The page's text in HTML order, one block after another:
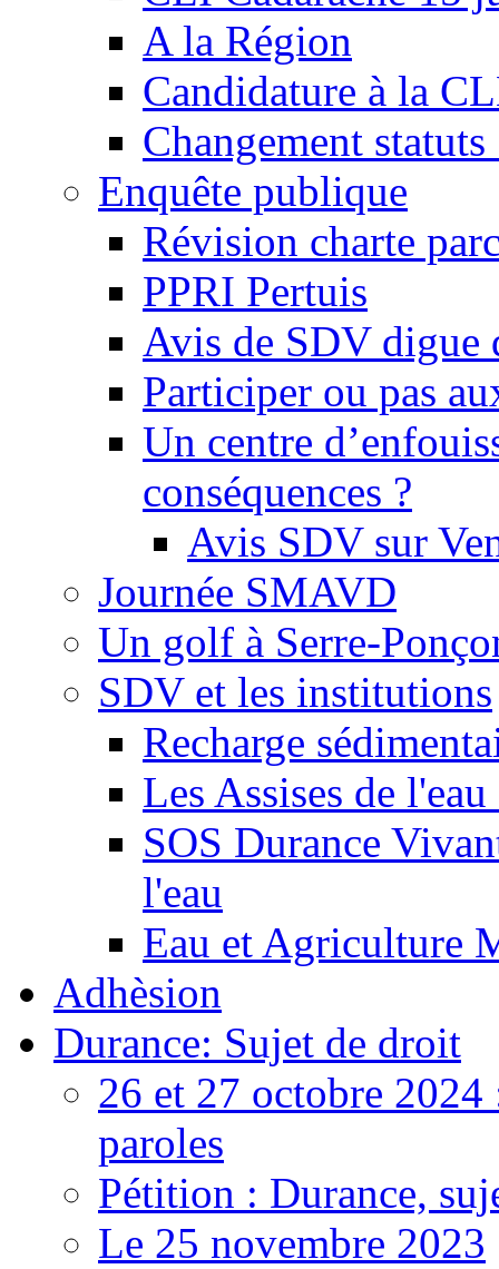
A la Région
Candidature à la
Changement
Enquête publique
Révision charte
PPRI Pertuis
Avis de SDV digue
Participer ou pas
Un centre
conséquences ?
Avis SDV sur
Journée SMAVD
Un golf à Serre-
SDV et les institutions
Recharge
Les Assises de
SOS Durance
l'eau
Eau et Agriculture
Adhèsion
Durance: Sujet de droit
26 et 27 octobre 2024
paroles
Pétition : Durance,
Le 25 novembre 2023